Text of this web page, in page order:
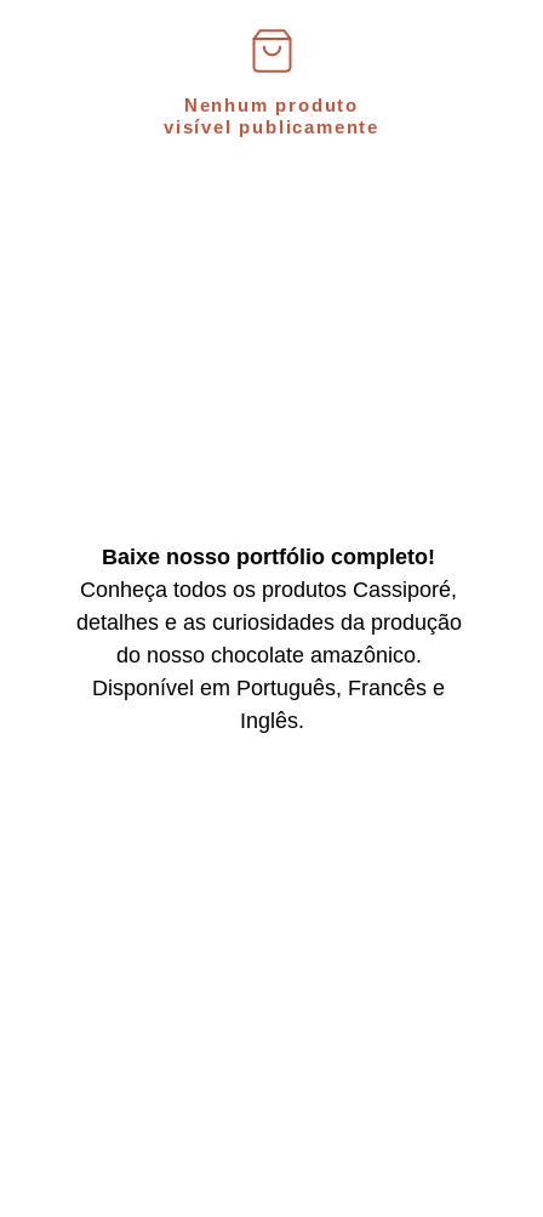
Nenhum produto
visível publicamente
Baixe nosso portfólio completo!
Conheça todos os produtos Cassiporé,
detalhes e as curiosidades da produção
do nosso chocolate amazônico.
Disponível em Português, Francês e
Inglês.